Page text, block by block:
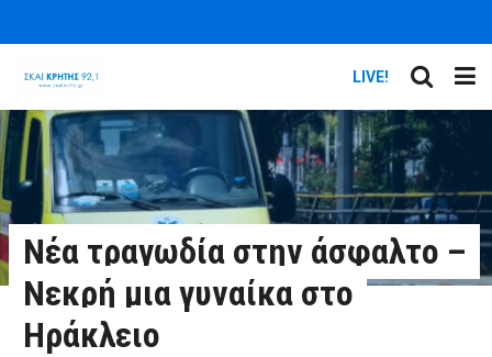
LIVE!
Νέα τραγωδία στην άσφαλτο –
Νεκρή μια γυναίκα στο
Ηράκλειο